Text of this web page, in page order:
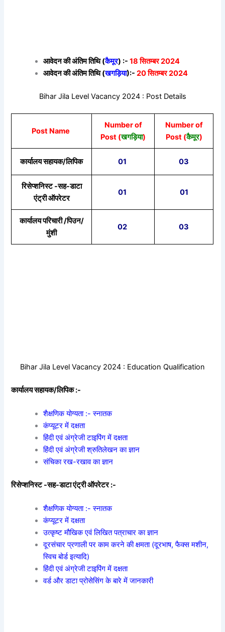
आवेदन की अंतिम तिथि (कैमूर) :-18 सितम्बर 2024
आवेदन की अंतिम तिथि (खगड़िया):-20 सितम्बर 2024
Bihar Jila Level Vacancy 2024 : Post Details
Post Name
Number of
Post (खगड़िया)
Number of
Post (कैमूर)
कार्यालय सहायक/लिपिक 01 03
रिसेप्शनिस्ट -सह-डाटा
एंट्री ऑपरेटर
01 01
कार्यालय परिचारी /पिउन/
मुंशी
02 03
Bihar Jila Level Vacancy 2024 : Education Qualification
कार्यालय सहायक/लिपिक :-
शैक्षणिक योग्यता :- स्नातक
कंप्यूटर में दक्षता
हिंदी एवं अंग्रेजी टाइपिंग में दक्षता
हिंदी एवं अंग्रेजी श्रुतिलेखन का ज्ञान
संचिका रख-रखाव का ज्ञान
रिसेप्शनिस्ट -सह-डाटा एंट्री ऑपरेटर :-
शैक्षणिक योग्यता :- स्नातक
कंप्यूटर में दक्षता
उत्कृष्ट मौखिक एवं लिखित पत्राचार का ज्ञान
दूरसंचार प्रणाली पर काम करने की क्षमता (दूरभाष, फैक्स मशीन,
स्विच बोर्ड इत्यादि)
हिंदी एवं अंग्रेजी टाइपिंग में दक्षता
वर्ड और डाटा प्रोसेसिंग के बारे में जानकारी